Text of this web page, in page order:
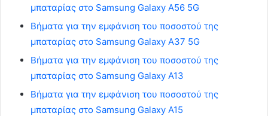
μπαταρίας στο Samsung Galaxy A56 5G
Βήματα για την εμφάνιση του ποσοστού της
μπαταρίας στο Samsung Galaxy A37 5G
Βήματα για την εμφάνιση του ποσοστού της
μπαταρίας στο Samsung Galaxy A13
Βήματα για την εμφάνιση του ποσοστού της
μπαταρίας στο Samsung Galaxy A15